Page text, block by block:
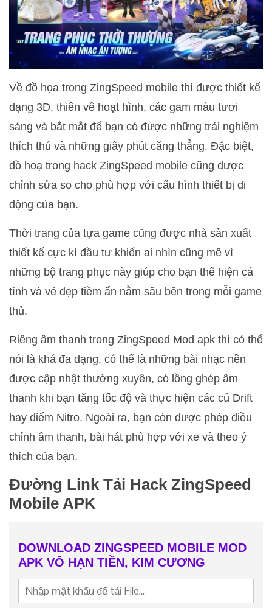
Về đồ họa trong ZingSpeed mobile thì được thiết kế
dạng 3D, thiên về hoạt hình, các gam màu tươi
sáng và bắt mắt để bạn có được những trải nghiệm
thích thú và những giây phút căng thẳng. Đặc biệt,
đồ hoạ trong hack ZingSpeed mobile cũng được
chỉnh sửa so cho phù hợp với cấu hình thiết bị di
động của bạn.
Thời trang của tựa game cũng được nhà sản xuất
thiết kế cực kì đầu tư khiến ai nhìn cũng mê vì
những bộ trang phục này giúp cho bạn thể hiện cá
tính và vẻ đẹp tiềm ẩn nằm sâu bên trong mỗi game
thủ.
Riêng âm thanh trong ZingSpeed Mod apk thì có thể
nói là khá đa dạng, có thể là những bài nhạc nền
được cập nhật thường xuyên, có lồng ghép âm
thanh khi bạn tăng tốc độ và thực hiện các cú Drift
hay điểm Nitro. Ngoài ra, bạn còn được phép điều
chỉnh âm thanh, bài hát phù hợp với xe và theo ý
thích của bạn.
Đường Link Tải Hack ZingSpeed
Mobile APK
DOWNLOAD ZINGSPEED MOBILE MOD
APK VÔ HẠN TIỀN, KIM CƯƠNG